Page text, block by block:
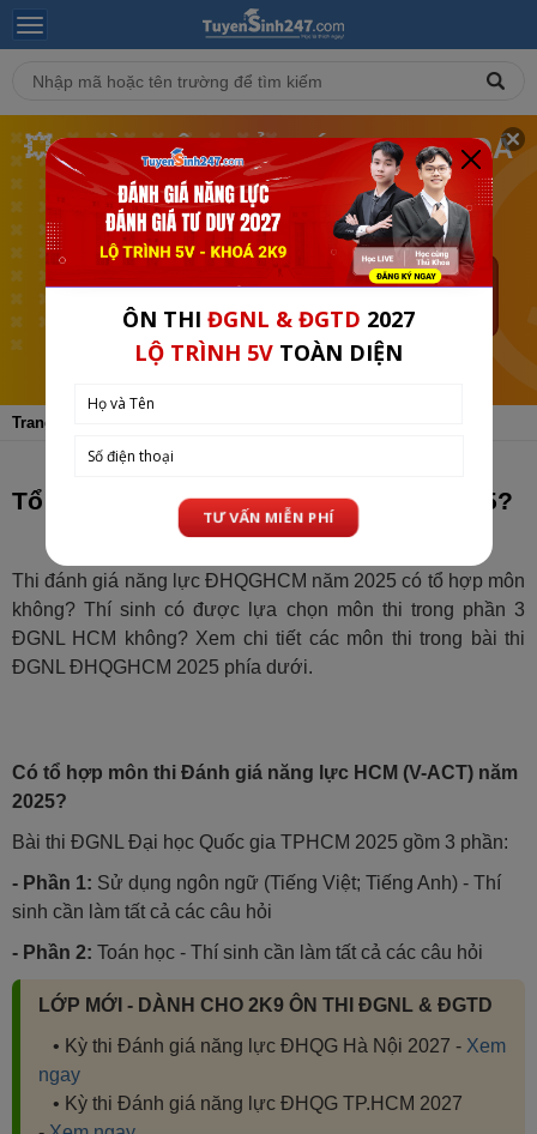
💥 NGÀY HỘI TRẢ GIÁ - MUA KHOÁ
HỌC THEO GIÁ BẠN MUỐN❗
🎯 LỚP 1-12 TẠI TUYENSINH247 (TỪ 10-12/08)
BẮT
SAU
11
GIỜ
04
PHÚT
56
Trang chủ
Tổ hợp thi Đánh giá năng lực HCM 2025?
Thi đánh giá năng lực ĐHQGHCM năm 2025 có tổ hợp môn
không? Thí sinh có được lựa chọn môn thi trong phần 3
ĐGNL HCM không? Xem chi tiết các môn thi trong bài thi
ĐGNL ĐHQGHCM 2025 phía dưới.
Có tổ hợp môn thi Đánh giá năng lực HCM (V-ACT) năm
2025?
Bài thi ĐGNL Đại học Quốc gia TPHCM 2025 gồm 3 phần:
- Phần 1: Sử dụng ngôn ngữ (Tiếng Việt; Tiếng Anh) - Thí
sinh cần làm tất cả các câu hỏi
- Phần 2: Toán học - Thí sinh cần làm tất cả các câu hỏi
LỚP MỚI - DÀNH CHO 2K9 ÔN THI ĐGNL & ĐGTD
• Kỳ thi Đánh giá năng lực ĐHQG Hà Nội 2027 - Xem
ngay
• Kỳ thi Đánh giá năng lực ĐHQG TP.HCM 2027